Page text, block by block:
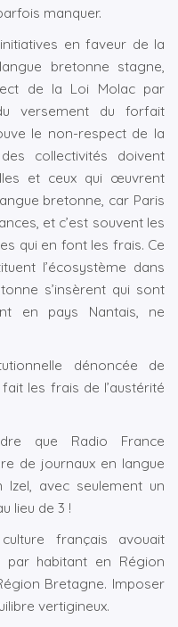
manquer.
en faveur de la
bretonne stagne,
de la Loi Molac par
versement du forfait
le non-respect de la
collectivités doivent
et ceux qui œuvrent
bretonne, car Paris
et c’est souvent les
qui en font les frais. Ce
l’écosystème dans
s’insèrent qui sont
en pays Nantais, ne
dénoncée de
les frais de l’austérité
que Radio France
de journaux en langue
avec seulement un
lieu de 3 !
français avouait
habitant en Région
Bretagne. Imposer
vertigineux.